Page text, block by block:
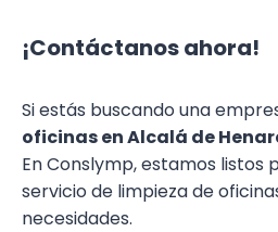
¡Contáctanos ahora!
Si estás buscando una
oficinas en Alcalá de
En Conslymp, estamos listos
servicio de limpieza de
necesidades.